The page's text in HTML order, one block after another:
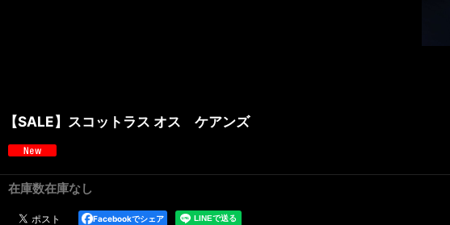
【SALE】スコットラス オス ケアンズ
在庫数在庫なし
Facebookでシェア